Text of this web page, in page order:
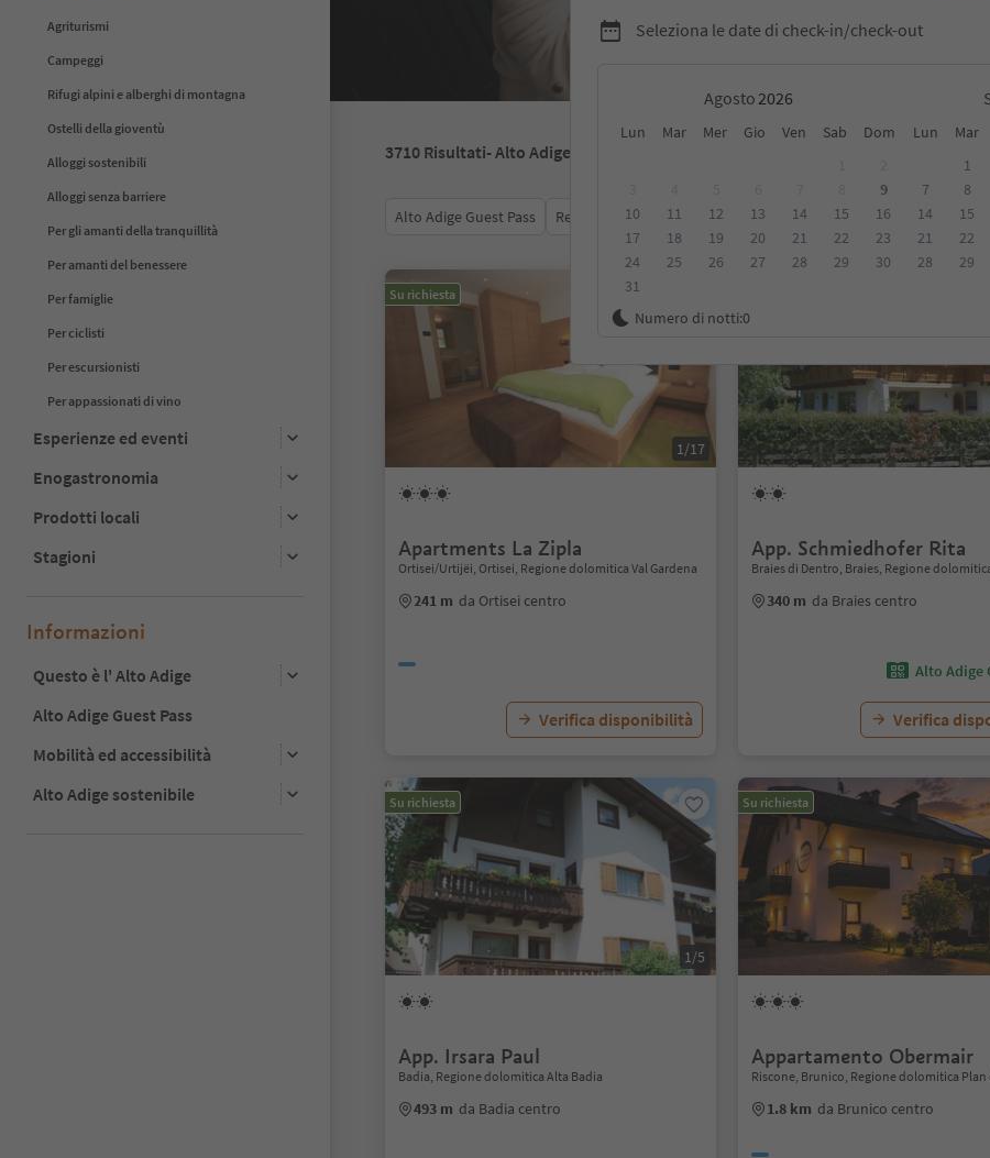
Agriturismi
Campeggi
Rifugi alpini e alberghi di montagna
Ostelli della gioventù
Alloggi sostenibili
Alloggi senza barriere
Per gli amanti della tranquillità
Per amanti del benessere
Per famiglie
Per ciclisti
Per escursionisti
Per appassionati di vino
Esperienze ed eventi
Enogastronomia
Prodotti locali
Stagioni
Informazioni
Questo è l' Alto Adige
Alto Adige Guest Pass
Mobilità ed accessibilità
Alto Adige sostenibile
Seleziona le date di check-in/check-out
Agosto
Lun Mar Mer Gio Ven Sab Dom Lun Mar
9
10
11 12 13 14 15
16
17
18 19 20 21 22
23
24
25 26 27 28 29
30
31
1
7
8
14
15
21
22
28
29
Numero di notti:0
3710 Risultati- Alto Adige
Alto Adige Guest Pass Recensioni Categoria Trattamento Alloggi
Su richiesta
1/17
Apartments La Zipla
Ortisei/Urtijëi, Ortisei, Regione dolomitica Val Gardena
241 m da Ortisei centro
Verifica disponibilità
App. Schmiedhofer Rita
Braies di Dentro, Braies, Regione
340 m da Braies centro
Alto Adige
Verifica
Su richiesta
1/5
App. Irsara Paul
Badia, Regione dolomitica Alta Badia
493 m da Badia centro
Su richiesta
Appartamento Obermair
Riscone, Brunico, Regione dolomitica Plan
1.8 km da Brunico centro